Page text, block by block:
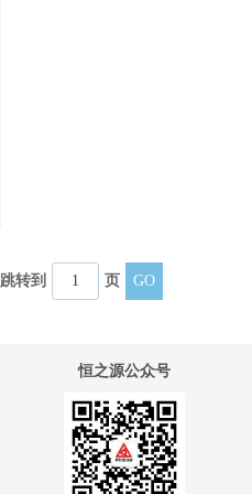
跳转到 页
恒之源公众号